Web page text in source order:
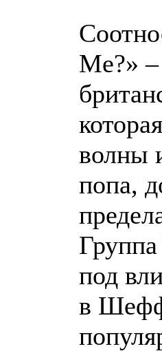
Me?»
волны
попа,
под
в